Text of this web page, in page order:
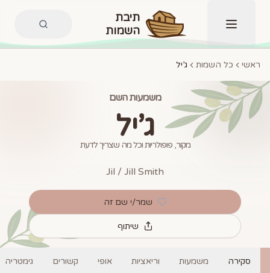
תפריט
תיבת
השמות
ראשי כל השמות ג’יל
משמעות השם
ג’יל
מקור, פופולריות וכל מה שצריך לדעת
Jil / Jill Smith
שמר/י שם זה
שיתוף
סקירה משמעות וריאציות אופי קשורים גימטריה